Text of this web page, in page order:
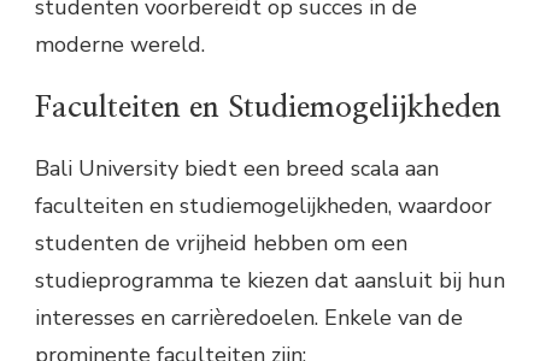
studenten voorbereidt op succes in de
moderne wereld.
Faculteiten en Studiemogelijkheden
Bali University biedt een breed scala aan
faculteiten en studiemogelijkheden, waardoor
studenten de vrijheid hebben om een
studieprogramma te kiezen dat aansluit bij hun
interesses en carrièredoelen. Enkele van de